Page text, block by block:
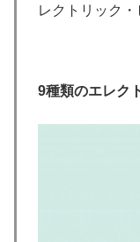
レクトリック・
9種類のエレク